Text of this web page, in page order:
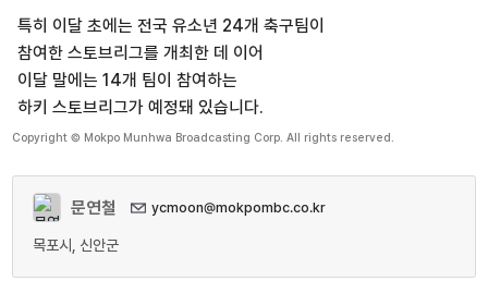
특히 이달 초에는 전국 유소년 24개 축구팀이
참여한 스토브리그를 개최한 데 이어
이달 말에는 14개 팀이 참여하는
하키 스토브리그가 예정돼 있습니다.
Copyright © Mokpo Munhwa Broadcasting Corp. All rights reserved.
문연철 ycmoon@mokpombc.co.kr
목포시, 신안군